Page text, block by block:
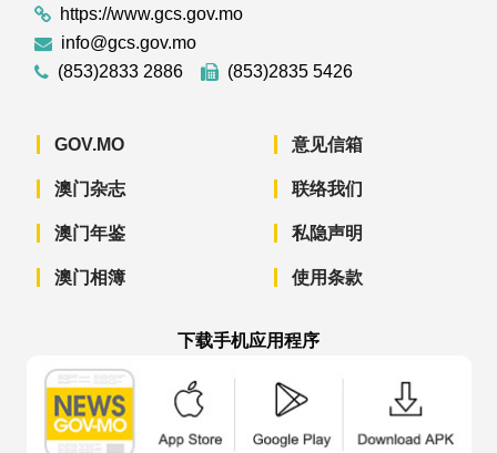
https://www.gcs.gov.mo
info@gcs.gov.mo
(853)2833 2886
(853)2835 5426
GOV.MO
澳门杂志
澳门年鉴
澳门相簿
意见信箱
联络我们
私隐声明
使用条款
下载手机应用程序